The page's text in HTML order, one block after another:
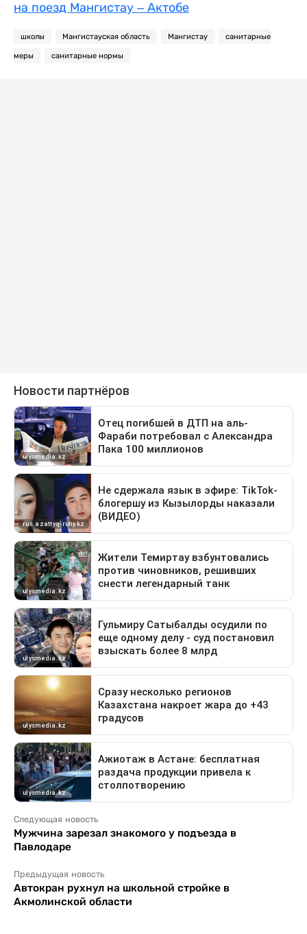
на поезд Мангистау – Актобе
школы Мангистауская область Мангистау санитарные
меры санитарные нормы
Следующая новость
Мужчина зарезал знакомого у подъезда в
Павлодаре
Предыдущая новость
Автокран рухнул на школьной стройке в
Акмолинской области